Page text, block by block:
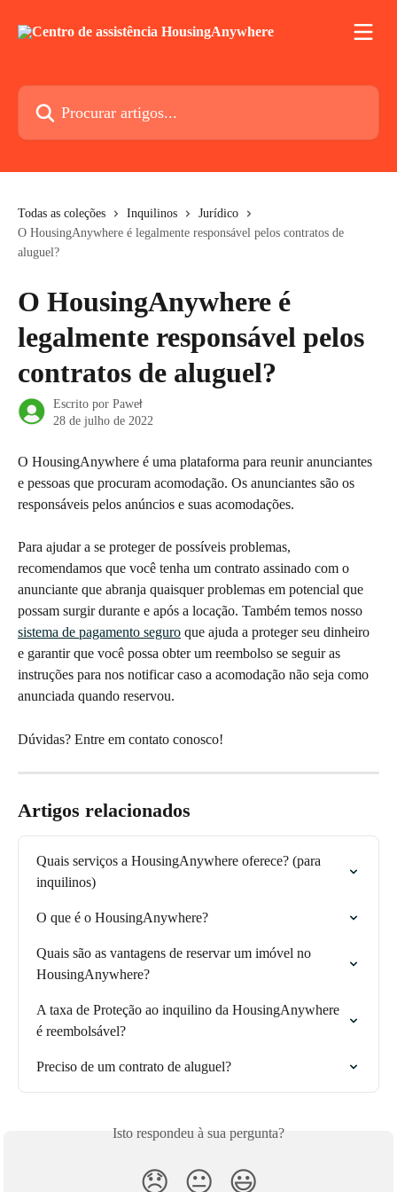
Procurar artigos...
Todas as coleções Inquilinos
Jurídico
O HousingAnywhere é legalmente responsável pelos contratos de
aluguel?
O HousingAnywhere é
legalmente responsável pelos
contratos de aluguel?
Escrito por Paweł
28 de julho de 2022
O HousingAnywhere é uma plataforma para reunir anunciantes
e pessoas que procuram acomodação. Os anunciantes são os
responsáveis pelos anúncios e suas acomodações.
Para ajudar a se proteger de possíveis problemas,
recomendamos que você tenha um contrato assinado com o
anunciante que abranja quaisquer problemas em potencial que
possam surgir durante e após a locação. Também temos nosso
sistema de pagamento seguro que ajuda a proteger seu dinheiro
e garantir que você possa obter um reembolso se seguir as
instruções para nos notificar caso a acomodação não seja como
anunciada quando reservou.
Dúvidas? Entre em contato conosco!
Artigos relacionados
Quais serviços a HousingAnywhere oferece? (para
inquilinos)
O que é o HousingAnywhere?
Quais são as vantagens de reservar um imóvel no
HousingAnywhere?
A taxa de Proteção ao inquilino da HousingAnywhere
é reembolsável?
Preciso de um contrato de aluguel?
Isto respondeu à sua pergunta?
😞 😐 😃